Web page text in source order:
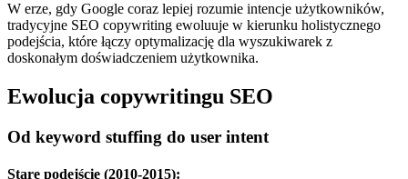
W erze, gdy Google coraz lepiej rozumie intencje użytkowników,
tradycyjne SEO copywriting ewoluuje w kierunku holistycznego
podejścia, które łączy optymalizację dla wyszukiwarek z
doskonałym doświadczeniem użytkownika.
Ewolucja copywritingu SEO
Od keyword stuffing do user intent
Stare podejście (2010-2015):